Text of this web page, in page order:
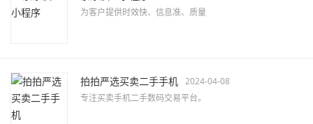
为客户提供时效快、信息准、质量
拍拍严选买卖二手手机 2024-04-08
专注买卖手机二手数码交易平台。